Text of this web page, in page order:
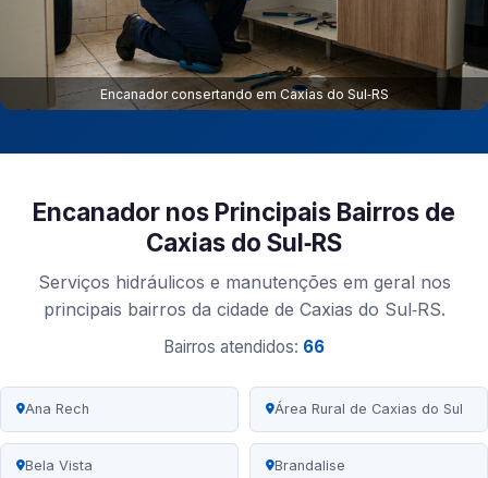
Encanador consertando em Caxias do Sul‑RS
Encanador nos Principais Bairros de
Caxias do Sul‑RS
Serviços hidráulicos e manutenções em geral nos
principais bairros da cidade de Caxias do Sul‑RS.
Bairros atendidos: 66
Ana Rech Área Rural de Caxias do Sul
Bela Vista Brandalise